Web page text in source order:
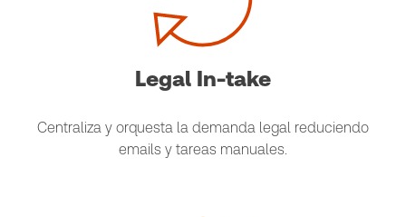
Legal In-take
Centraliza y orquesta la demanda legal reduciendo
emails y tareas manuales.